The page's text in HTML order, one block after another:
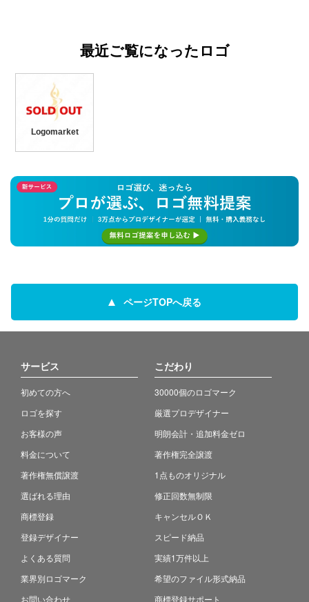
最近ご覧になったロゴ
Logomarket
ページTOPへ戻る
サービス
初めての方へ
ロゴを探す
お客様の声
料金について
著作権無償譲渡
選ばれる理由
商標登録
登録デザイナー
よくある質問
業界別ロゴマーク
お問い合わせ
こだわり
30000個のロゴマーク
厳選プロデザイナー
明朗会計・追加料金ゼロ
著作権完全譲渡
1点ものオリジナル
修正回数無制限
キャンセルＯＫ
スピード納品
実績1万件以上
希望のファイル形式納品
商標登録サポート